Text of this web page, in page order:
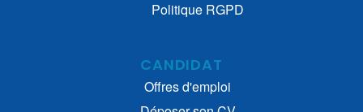
Politique RGPD
CANDIDAT
Offres d'emploi